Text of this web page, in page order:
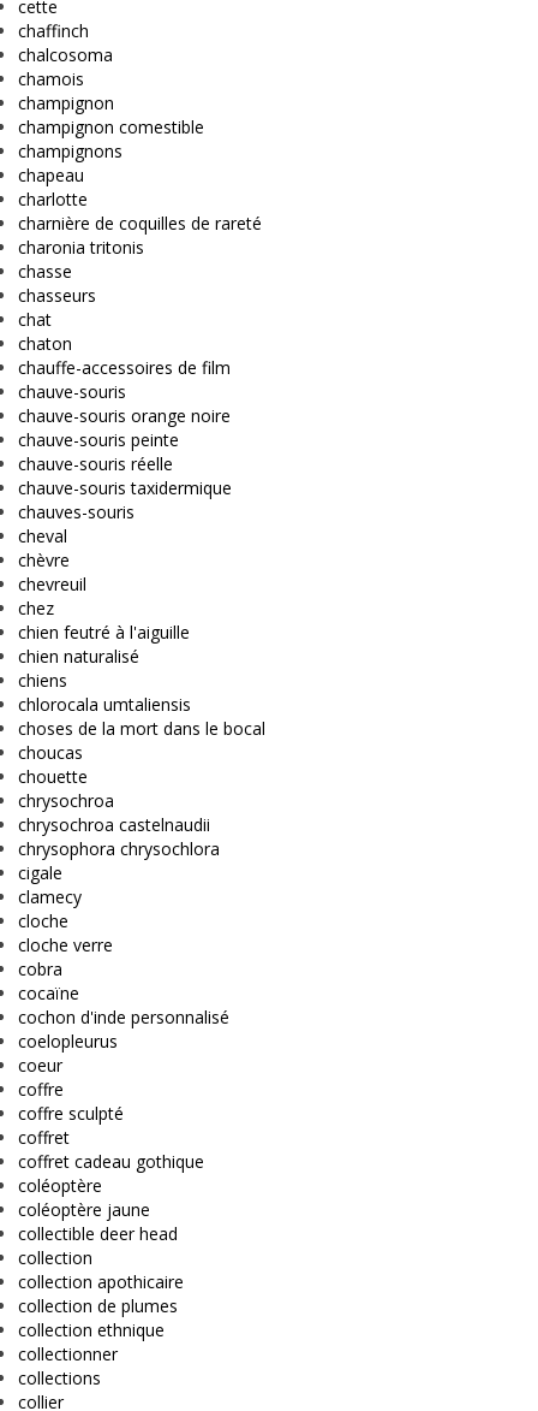
cette
chaffinch
chalcosoma
chamois
champignon
champignon comestible
champignons
chapeau
charlotte
charnière de coquilles de rareté
charonia tritonis
chasse
chasseurs
chat
chaton
chauffe-accessoires de film
chauve-souris
chauve-souris orange noire
chauve-souris peinte
chauve-souris réelle
chauve-souris taxidermique
chauves-souris
cheval
chèvre
chevreuil
chez
chien feutré à l'aiguille
chien naturalisé
chiens
chlorocala umtaliensis
choses de la mort dans le bocal
choucas
chouette
chrysochroa
chrysochroa castelnaudii
chrysophora chrysochlora
cigale
clamecy
cloche
cloche verre
cobra
cocaïne
cochon d'inde personnalisé
coelopleurus
coeur
coffre
coffre sculpté
coffret
coffret cadeau gothique
coléoptère
coléoptère jaune
collectible deer head
collection
collection apothicaire
collection de plumes
collection ethnique
collectionner
collections
collier